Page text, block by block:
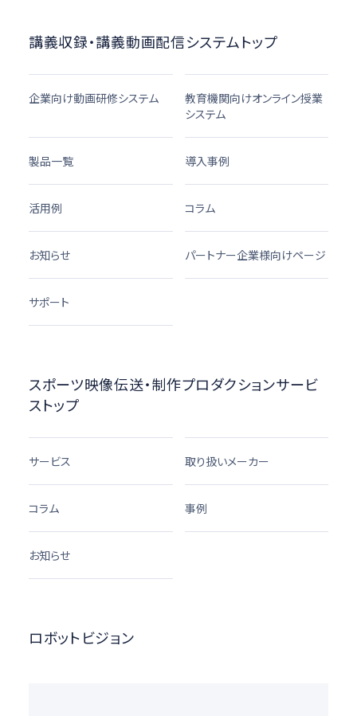
講義収録・講義動画配信システムトップ
企業向け動画研修システム
教育機関向けオンライン授業
システム
製品一覧 導入事例
活用例 コラム
お知らせ パートナー企業様向けページ
サポート
スポーツ映像伝送・制作プロダクションサービ
ストップ
サービス 取り扱いメーカー
コラム 事例
お知らせ
ロボットビジョン